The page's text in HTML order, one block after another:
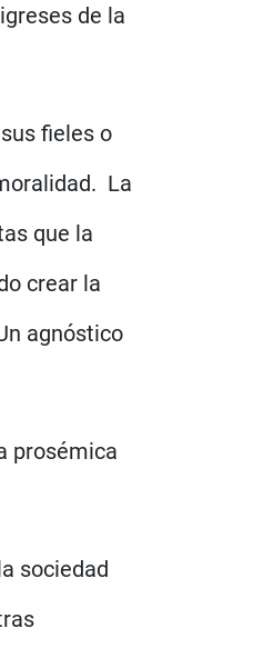
de la
fieles o
La
que la
crear la
agnóstico
prosémica
sociedad